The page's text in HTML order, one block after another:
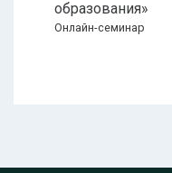
образования»
Онлайн-семинар